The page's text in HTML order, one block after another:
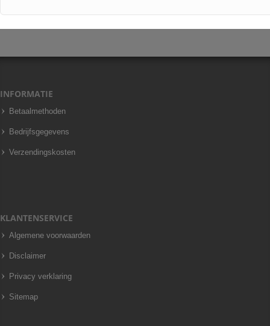
INFORMATIE
Betaalmethoden
Bedrijfsgegevens
Verzendingskosten
KLANTENSERVICE
Algemene voorwaarden
Disclaimer
Privacy verklaring
Sitemap